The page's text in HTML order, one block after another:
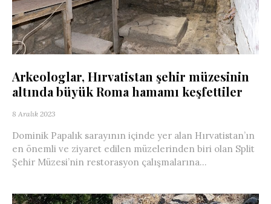
Arkeologlar, Hırvatistan şehir müzesinin
altında büyük Roma hamamı keşfettiler
8 Aralık 2023
Dominik Papalık sarayının içinde yer alan Hırvatistan’ın
en önemli ve ziyaret edilen müzelerinden biri olan Split
Şehir Müzesi’nin restorasyon çalışmalarına...